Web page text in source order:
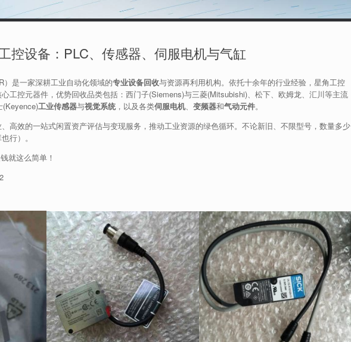
控设备：PLC、传感器、伺服电机与气缸
）是一家深耕工业自动化领域的专业设备回收与资源再利用机构。依托十余年的行业经验，星角工控
工控元器件，优势回收品类包括：西门子(Siemens)与三菱(Mitsubishi)、松下、欧姆龙、汇川等主流
(Keyence)工业传感器与视觉系统，以及各类伺服电机、 变频器和气动元件。
高效的一站式闲置资产评估与变现服务，推动工业资源的绿色循环。不论新旧、不限型号，数量多少
行）。
就这么简单！